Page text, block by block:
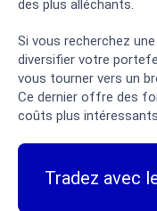
des plus alléchants.
Si vous recherchez
diversifier votre
vous tourner vers un
Ce dernier offre des
coûts plus
Tradez avec